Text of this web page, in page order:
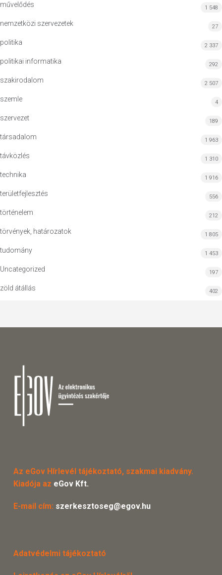
művelődés 1 548
nemzetközi szervezetek 27
politika 2 337
politikai informatika 292
szakirodalom 2 507
szemle 4
szervezet 189
társadalom 1 963
távközlés 1 310
technika 1 916
területfejlesztés 556
történelem 212
törvények, határozatok 1 805
tudomány 1 453
Uncategorized 197
zöld átállás 402
Az eGov Hírlevél tájékoztató, szakmai kiadvány.
Kiadója az eGov Kft.
E-mail cím: szerkesztoseg@egov.hu
Adatvédelmi tájékoztató